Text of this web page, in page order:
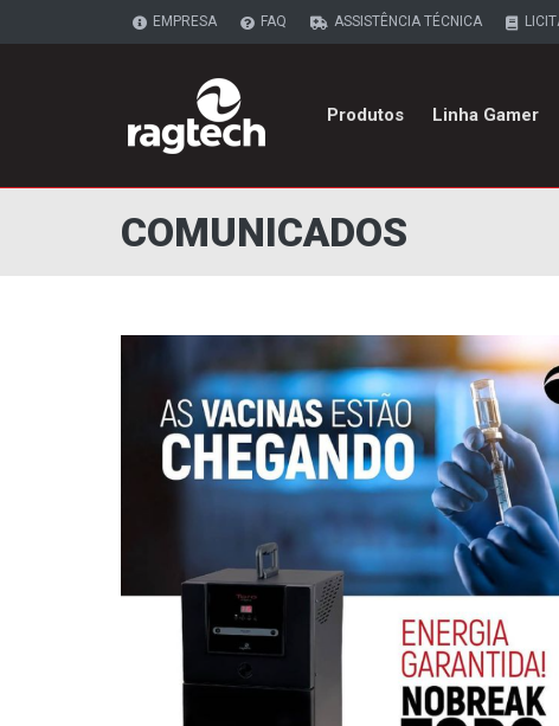
EMPRESA FAQ ASSISTÊNCIA TÉCNICA
Produtos Linha Gamer
COMUNICADOS